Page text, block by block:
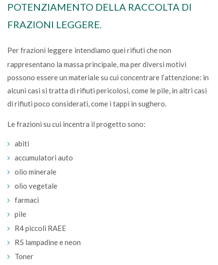
POTENZIAMENTO DELLA RACCOLTA DI
FRAZIONI LEGGERE.
Per frazioni leggere intendiamo quei rifiuti che non
rappresentano la massa principale, ma per diversi motivi
possono essere un materiale su cui concentrare l’attenzione: in
alcuni casi si tratta di rifiuti pericolosi, come le pile, in altri casi
di rifiuti poco considerati, come i tappi in sughero.
Le frazioni su cui incentra il progetto sono:
abiti
accumulatori auto
olio minerale
olio vegetale
farmaci
pile
R4 piccoli RAEE
R5 lampadine e neon
Toner